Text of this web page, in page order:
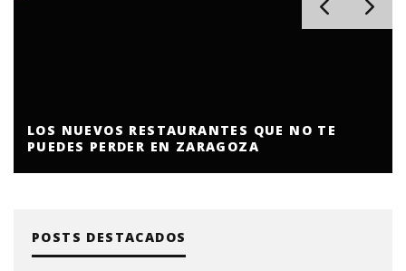
LOS NUEVOS RESTAURANTES QUE NO TE
PUEDES PERDER EN ZARAGOZA
POSTS DESTACADOS